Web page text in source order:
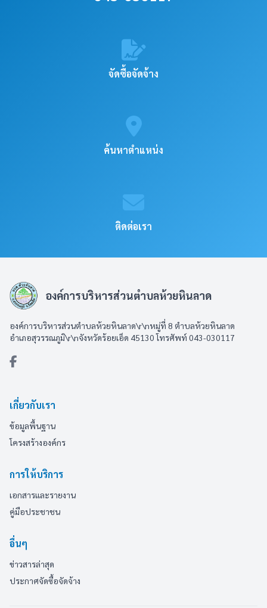
จัดซื้อจัดจ้าง
ค้นหาตำแหน่ง
ติดต่อเรา
องค์การบริหารส่วนตำบลห้วยหินลาด
องค์การบริหารส่วนตำบลห้วยหินลาด\r\nหมู่ที่ 8 ตำบลห้วยหินลาด
อำเภอสุวรรณภูมิ\r\nจังหวัดร้อยเอ็ด 45130 โทรศัพท์ 043-030117
เกี่ยวกับเรา
ข้อมูลพื้นฐาน
โครงสร้างองค์กร
การให้บริการ
เอกสารและรายงาน
คู่มือประชาชน
อื่นๆ
ข่าวสารล่าสุด
ประกาศจัดซื้อจัดจ้าง